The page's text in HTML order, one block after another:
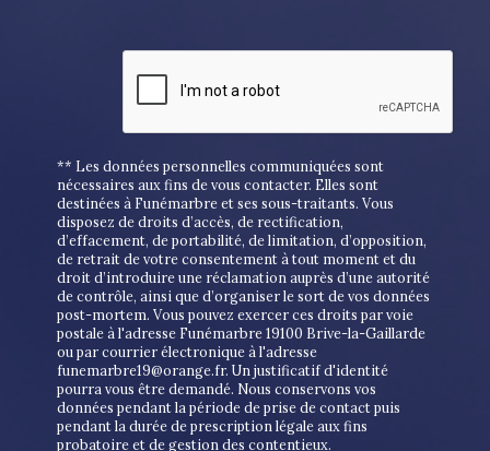
** Les données personnelles communiquées sont
nécessaires aux fins de vous contacter. Elles sont
destinées à Funémarbre et ses sous-traitants. Vous
disposez de droits d’accès, de rectification,
d’effacement, de portabilité, de limitation, d’opposition,
de retrait de votre consentement à tout moment et du
droit d’introduire une réclamation auprès d’une autorité
de contrôle, ainsi que d’organiser le sort de vos données
post-mortem. Vous pouvez exercer ces droits par voie
postale à l'adresse Funémarbre 19100 Brive-la-Gaillarde
ou par courrier électronique à l'adresse
funemarbre19@orange.fr. Un justificatif d'identité
pourra vous être demandé. Nous conservons vos
données pendant la période de prise de contact puis
pendant la durée de prescription légale aux fins
probatoire et de gestion des contentieux.